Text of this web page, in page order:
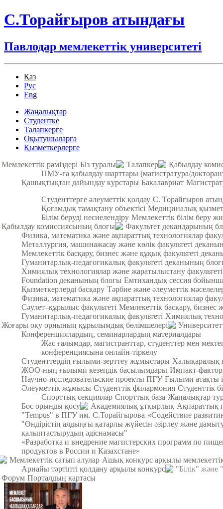
С.Торайғыров атындағы
Павлодар мемлекеттік университеті
Қаз
Рус
Eng
Жаңалықтар
Студентке
Талапкерге
Оқытушыларға
Қызметкерлерге
Мемлекеттік рәміздері Біз туралы Талапкер
Қабылдау
ПМУ-ға қабылдау шарттары (магистратура/
Қашықтықтан дайындау курстары Бакалавриат
Студенттерге әлеуметтік қолдау С. Торайғыров
Қоғамдық тамақтану объектісі Медициналық
Білім беруді несиелендіру Мемлекеттік білім беру
Қабылдау комиссиясының блогы
Факультет декандарының
Физика, математика және ақпараттық технологиялар
Металлургия, машинажасау және көлік факультеті
Мемлекеттік басқару, бизнес және құқық факультеті
Гуманитарлық-педагогикалық факультеті деканының
Химиялық технологиялар және жаратылыстану
Foundation деканының блогы Емтихандық сессия
Қызметкерлерді басқару Тәрбие және әлеуметтік
Физика, математика және ақпараттық технологиялар
Cәулет–құрылыс факультеті Мемлекеттік басқару, бизнес
Гуманитарлық-педагогикалық факультеті Химиялық
Жоғары оқу орнының құрылымдық бөлімшелері
Конференциялардың, семинарлардың материалдары
Жас ғалымдар, магистранттар, студенттер мен
конференциясына онлайн-тіркелу
Студенттердің ғылыми-зерттеу жұмыстары Халықаралық
ЖОО-ның ғылыми кезеңдік басылымдары Импакт-
Научно-исследовательские проекты ПГУ Ғылыми атақты
Әлеуметтік жұмысы Студенттік филармония Студенттік
Спорттық секциялар Спорттық база Жаңалықтар
Бос орынды қосу
Академиялық ұтқырлық Ақпараттық
"Tempus" в ПГУ им. С.Торайгырова «Содействие
"Өндірістің алдыңғы қатарлы жүйесін әзірлеу және
қалыптастырудың әдіснамасы"
«Разработка и внедрение магистерских программ по
продуктов в России и Казахстане»
Мемлекеттік сатып алулар Ашық конкурс арқылы
Арнайы тәртіпті қолдану арқылы конкурс
"Білік" және
Форум Порталдың картасы